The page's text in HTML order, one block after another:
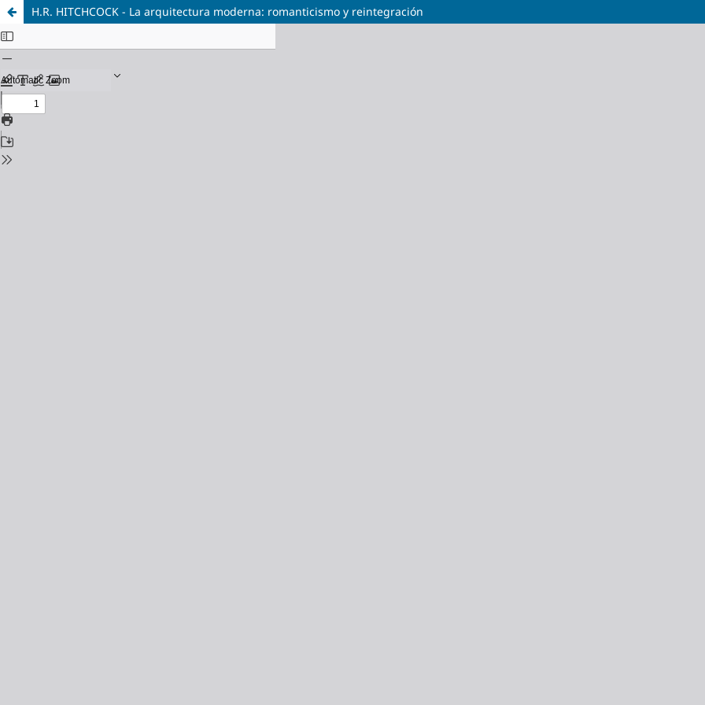
H.R. HITCHCOCK - La arquitectura moderna: romanticismo y reintegración